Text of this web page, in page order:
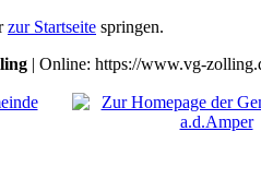
zur Startseite springen.
| Online: https://www.vg-